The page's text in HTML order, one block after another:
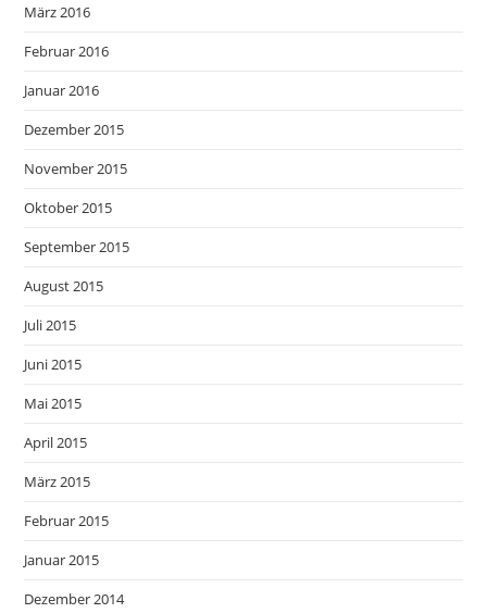
März 2016
Februar 2016
Januar 2016
Dezember 2015
November 2015
Oktober 2015
September 2015
August 2015
Juli 2015
Juni 2015
Mai 2015
April 2015
März 2015
Februar 2015
Januar 2015
Dezember 2014